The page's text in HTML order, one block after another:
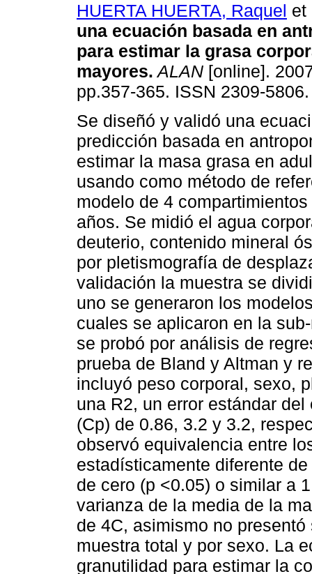
HUERTA HUERTA, Raquel et
una ecuación basada en
para estimar la grasa
mayores. ALAN [online].
pp.357-365. ISSN 2309-5806.
Se diseñó y validó una
predicción basada en
estimar la masa grasa en
usando como método de
modelo de 4
años. Se midió el agua
deuterio, contenido mineral
por pletismografía de
validación la muestra se
uno se generaron los
cuales se aplicaron en la
se probó por análisis de
prueba de Bland y Altman y
incluyó peso corporal, sexo,
una R2, un error estándar
(Cp) de 0.86, 3.2 y 3.2,
observó equivalencia entre
estadísticamente diferente
de cero (p <0.05) o similar a
varianza de la media de la
de 4C, asimismo no
muestra total y por sexo. La
granutilidad para estimar la